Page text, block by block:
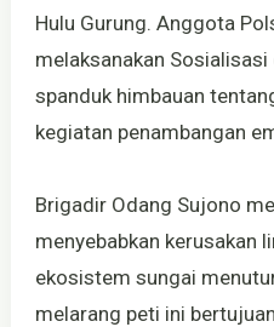
Hulu Gurung. Anggota
melaksanakan
spanduk himbauan
kegiatan penambangan
Brigadir Odang Sujono
menyebabkan kerusakan
ekosistem sungai
melarang peti ini